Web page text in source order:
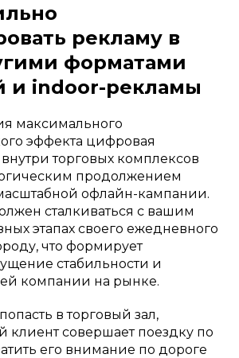
рекламу в
форматами
и indoor-рекламы
максимального
эффекта цифровая
торговых комплексов
продолжением
офлайн-кампании.
сталкиваться с вашим
этапах своего ежедневного
что формирует
стабильности и
компании на рынке.
в торговый зал,
клиент совершает поездку по
его внимание по дороге